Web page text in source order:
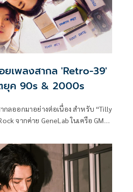
เพลงสากล 'Retro-39'
ยุค 90s & 2000s
กลออกมาอย่างต่อเนื่อง สำหรับ “Tilly
จากค่าย GeneLab ในเครือ GMM
เติร์ด-อนุโรจน์ เกตุเลขา (ร้องนำ),
ร์) และ ไมโล-ธุวานนท์ ตันติวัฒนว
เกิลที่ 2 ออกมาในชื่อ ‘Retro-39’
Rock ซาวด์สดใส